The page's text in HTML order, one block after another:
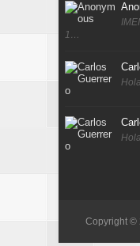
1…
Copyright ©